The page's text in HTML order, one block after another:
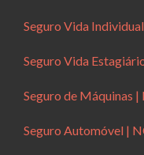
Seguro Vida
Seguro Vida
Seguro de Máquinas
Seguro Automóvel |